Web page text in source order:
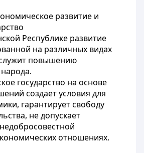
развитие и
Республике развитие
на различных видах
повышению
государство на основе
создает условия для
гарантирует свободу
не допускает
отношениях.